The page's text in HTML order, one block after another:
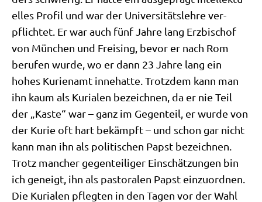
el­les Pro­fil und war der Uni­ver­si­täts­leh­re ver­
pflich­tet. Er war auch fünf Jah­re lang Erz­bi­schof
von Mün­chen und Frei­sing, bevor er nach Rom
beru­fen wur­de, wo er dann 23 Jah­re lang ein
hohes Kurie­namt inne­hat­te. Trotz­dem kann man
ihn kaum als Kuria­len bezeich­nen, da er nie Teil
der „Kaste“ war – ganz im Gegen­teil, er wur­de von
der Kurie oft hart bekämpft – und schon gar nicht
kann man ihn als poli­ti­schen Papst bezeich­nen.
Trotz man­cher gegen­tei­li­ger Ein­schät­zun­gen bin
ich geneigt, ihn als pasto­ra­len Papst ein­zu­ord­nen.
Die Kuria­len pfleg­ten in den Tagen vor der Wahl